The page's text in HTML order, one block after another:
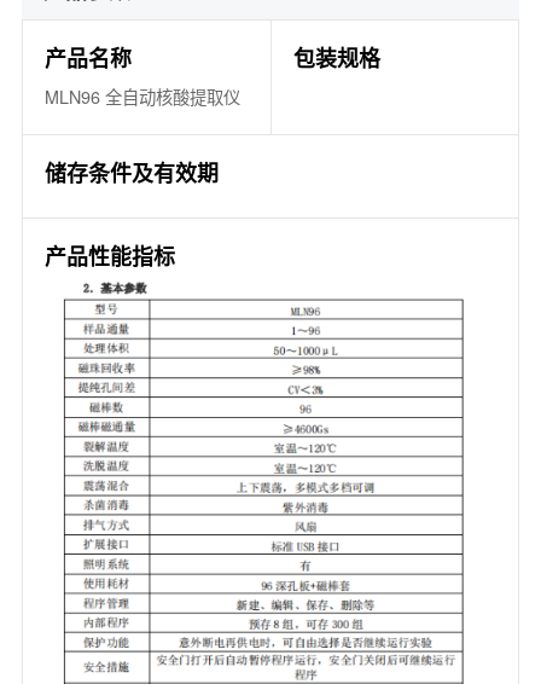
产品名称
MLN96 全自动核酸提取仪
包装规格
储存条件及有效期
产品性能指标